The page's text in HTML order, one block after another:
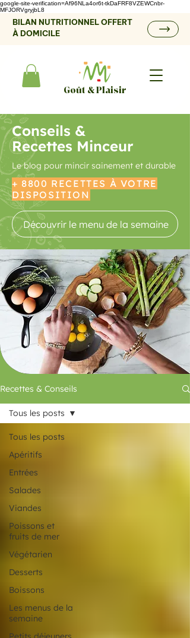
google-site-verification=Af96NLa4or6t-tkDaFRF8VZEWCnbr-
MFJORVgryjbL8
BILAN NUTRITIONNEL OFFERT
À DOMICILE
Goût & Plaisir
Conseils &
Recettes Minceur
Le blog pour mincir sainement et durable
+ 8800 RECETTES À VOTRE
DISPOSITION
Découvrir le menu de la semaine
Recettes & Conseils
Tous les posts
Apéritifs
Entrées
Salades
Viandes
Poissons et
fruits de mer
Végétarien
Desserts
Boissons
Les menus de la
semaine
Tous les posts